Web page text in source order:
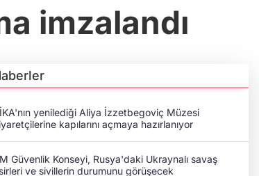
imzalandı
yenilediği Aliya İzzetbegoviç Müzesi
kapılarını açmaya hazırlanıyor
Güvenlik Konseyi, Rusya'daki Ukraynalı savaş
ve sivillerin durumunu görüşecek